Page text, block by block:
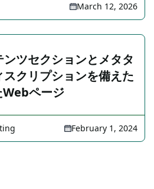
March 12, 2026
ツセクションとメタタ
クリプションを備えた
Webページ
February 1, 2024